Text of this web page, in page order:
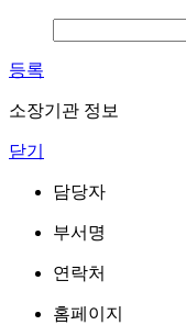
등록
소장기관 정보
닫기
담당자
부서명
연락처
홈페이지